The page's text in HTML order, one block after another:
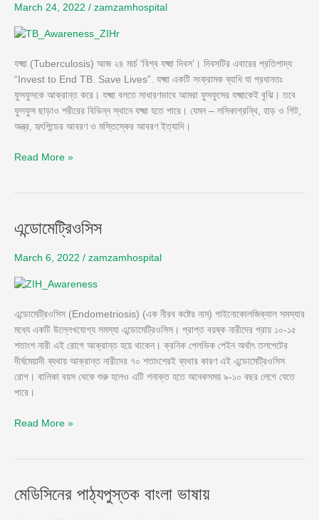
March 24, 2022 / zamzamhospital
যক্ষ্মা (Tuberculosis) আজ ২৪ মার্চ ‘বিশ্ব যক্ষ্মা দিবস’। দিবসটির এবারের প্রতিপাদ্য
“Invest to End TB. Save Lives”. যক্ষ্মা একটি সংক্রামক ব্যাধি যা প্রধানতঃ
ফুসফুসকে আক্রান্ত করে। যক্ষ্মা বলতে সাধারণভাবে আমরা ফুসফুসের যক্ষ্মাকেই বুঝি। তবে
ফুসফুস ছাড়াও শরীরের বিভিন্ন স্থানে যক্ষ্মা হতে পারে। যেমন – লসিকাগ্রন্থি, হাড় ও গিট,
অন্ত্র, হৃৎপিন্ডের আবরণ ও মস্তিস্কের আবরণ ইত্যাদি।
Read More »
এন্ডোমেট্রিওসিস
March 6, 2022 / zamzamhospital
এন্ডোমেট্রিওসিস (Endometriosis) (এক নীরব কষ্টের নাম) গাইনোকোলজিক্যাল সমস্যার
মধ্যে একটি উল্লেখযোগ্য সমস্যা এন্ডোমেট্রিওসিস। প্রাপ্ত বয়ষ্ক নারীদের প্রায় ১০-১৫
শতাংশ নারী এই রোগে আক্রান্ত হয়ে থাকেন। ক্রনিক পেলভিক পেইন অর্থাৎ তলপেটের
দীর্ঘমেয়াদী ব্যথায় আক্রান্ত নারীদের ৭০ শতাংশেরই ব্যথার কারণ এই এন্ডোমেট্রিওসিস
রোগ। বালিকা বয়স থেকে শুরু হলেও এটি শনাক্ত হতে অনেকসময় ৯-১০ বছর লেগে যেতে
পারে।
এন্ডোমেট্রিওসিস
Read More »
মেডিসিনের পাঠ্যপুস্তক বাংলা ভাষায়
মেডিসিনের